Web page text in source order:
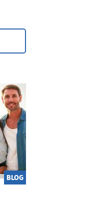
BLOG